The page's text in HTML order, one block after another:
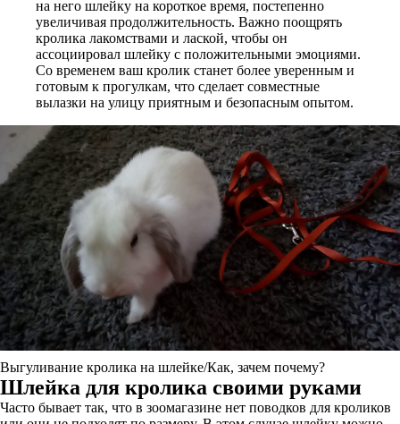
на него шлейку на короткое время, постепенно
увеличивая продолжительность. Важно поощрять
кролика лакомствами и лаской, чтобы он
ассоциировал шлейку с положительными эмоциями.
Со временем ваш кролик станет более уверенным и
готовым к прогулкам, что сделает совместные
вылазки на улицу приятным и безопасным опытом.
Выгуливание кролика на шлейке/Как, зачем почему?
Шлейка для кролика своими руками
Часто бывает так, что в зоомагазине нет поводков для кроликов